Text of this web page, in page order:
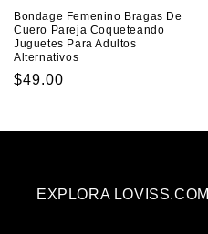
Bondage Femenino Bragas De
Cuero Pareja Coqueteando
Juguetes Para Adultos
Alternativos
Precio
$49.00
EXPLORA LOVISS.COM